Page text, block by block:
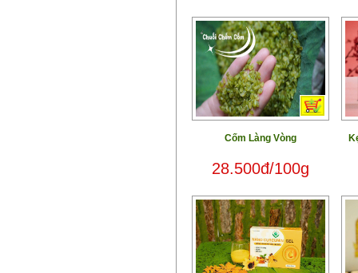
Cốm Làng Vòng
28.500đ/100g